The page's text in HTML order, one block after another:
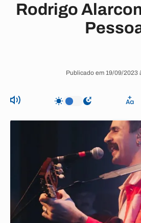
Rodrigo
Publicado em 19/09/2023